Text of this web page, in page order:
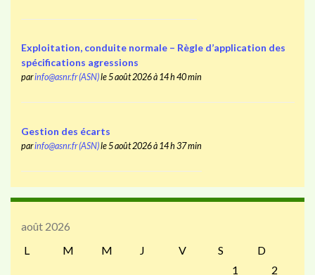
Exploitation, conduite normale – Règle d’application des
spécifications agressions
parinfo@asnr.fr (ASN)le 5 août 2026 à 14 h 40 min
Gestion des écarts
parinfo@asnr.fr (ASN)le 5 août 2026 à 14 h 37 min
août 2026
L
M M J V S
D
1
2